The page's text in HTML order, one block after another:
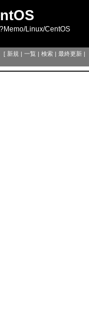
Linux/CentOS
[ 新規 | 一覧 | 検索 | 最終更新 |